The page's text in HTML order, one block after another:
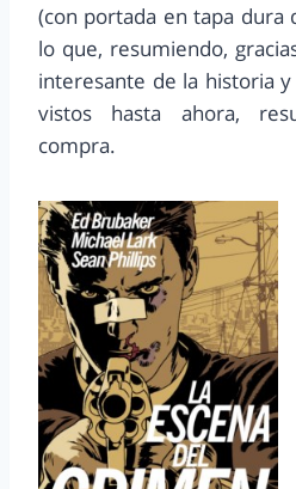
(con portada en tapa dura
lo que, resumiendo,
interesante de la historia
vistos hasta ahora,
compra.